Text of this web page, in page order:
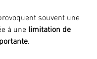
souvent une
à une limitation de
.